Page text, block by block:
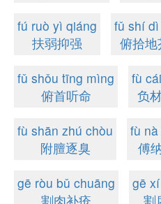
fú ruò yì qiáng
扶弱抑强
fǔ shí
俯拾地
fǔ shǒu tīng mìng
俯首听命
fù
负
fù shān zhú chòu
附膻逐臭
fù
傅
gē ròu bǔ chuāng
割肉补疮
gē
割